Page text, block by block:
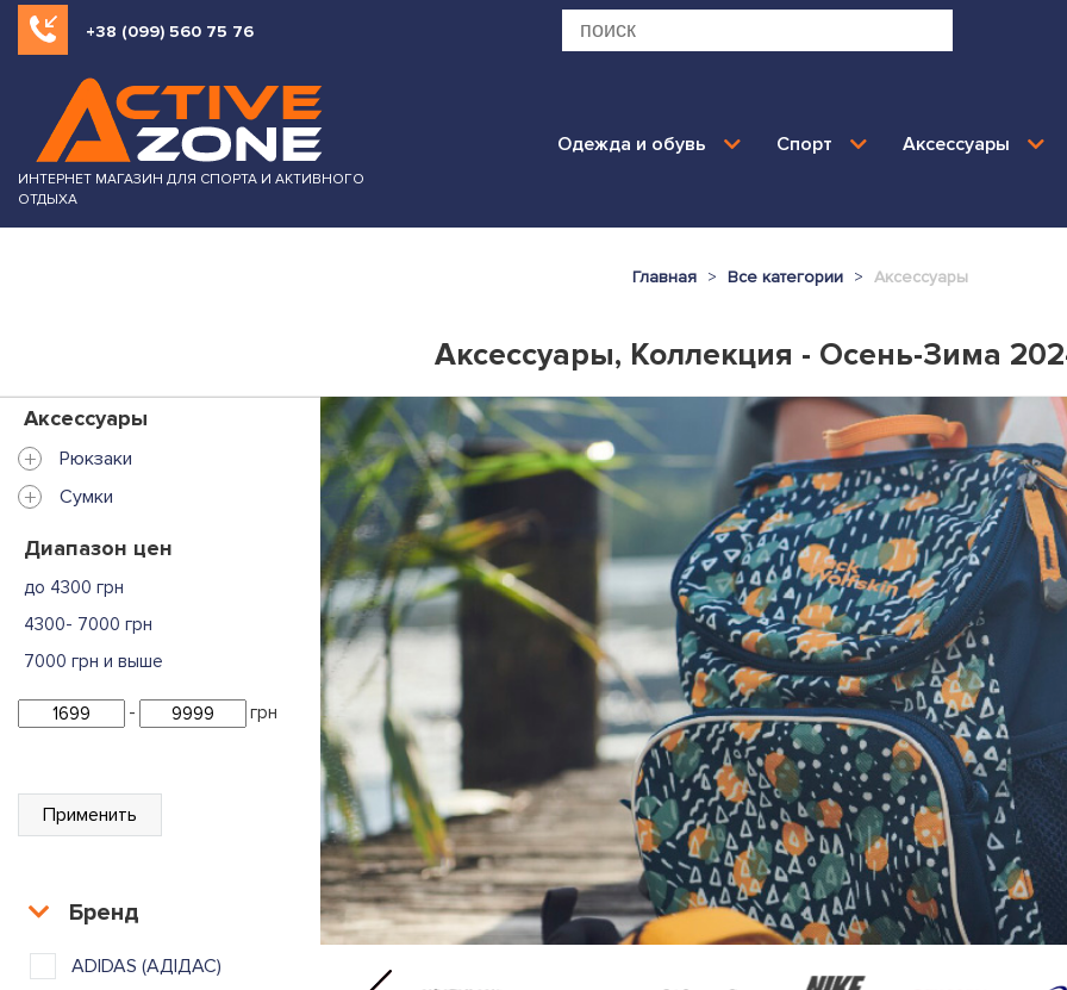
+38 (099) 560 75 76
ИНТЕРНЕТ МАГАЗИН ДЛЯ СПОРТА И АКТИВНОГО
ОТДЫХА
Одежда и обувь Спорт Аксессуары
Главная Все категории Аксессуары
Аксессуары, Коллекция - Осень-Зима
Аксессуары
+ Рюкзаки
+ Сумки
Диапазон цен
до 4300 грн
4300- 7000 грн
7000 грн и выше
- грн
Применить
Бренд
ADIDAS (АДІДАС)